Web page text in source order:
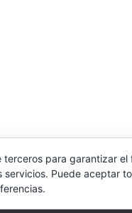
para garantizar
servicios. Puede aceptar